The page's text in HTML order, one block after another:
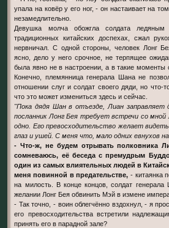
упала на ковёр у его ног, - он настаивает на
незамедлительно.
Девушка молча обожгла солдата
традиционных китайских доспехах, сжал
нервничал. С одной стороны, человек Лонг
ясно, дело у него срочное, не терпящее
была явно не в настроении, а в такие моменты
Конечно, племянница генерала Шана не
отношении слуг и солдат своего дяди, но что-
что это может измениться здесь и сейчас.
"Пока дядя Шан в отъезде, Лиан заправляет
посланник Лонг Бея требует встречи со мной
одно. Его превосходительство желает
глаз и ушей. С меня что, мало одних евнухов
- Что-ж, не будем отрывать полковника
сомневаюсь, её беседа с премудрым
один из самых влиятельных людей в
меня повинной в предательстве, - китаянка
на милость. В конце концов, солдат
желании Лонг Бея обвинить Мэй в измене
- Так точно, - воин облегчённо вздохнул, - я
его превосходительства встретили
принять его в парадной зале?